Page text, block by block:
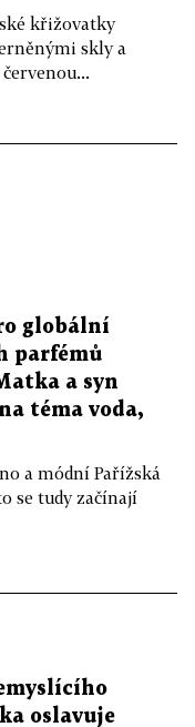
křižovatky
skly a
globální
parfémů
a syn
téma voda,
a módní Pařížská
se tudy začínají
oslavuje